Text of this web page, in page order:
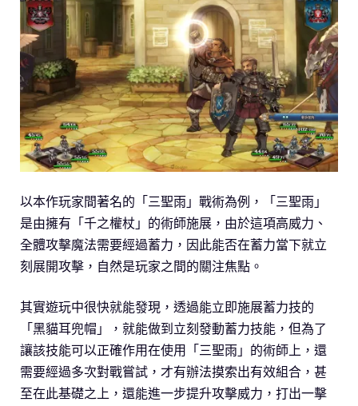
以本作玩家間著名的「三聖雨」戰術為例，「三聖雨」
是由擁有「千之權杖」的術師施展，由於這項高威力、
全體攻擊魔法需要經過蓄力，因此能否在蓄力當下就立
刻展開攻擊，自然是玩家之間的關注焦點。
其實遊玩中很快就能發現，透過能立即施展蓄力技的
「黑貓耳兜帽」，就能做到立刻發動蓄力技能，但為了
讓該技能可以正確作用在使用「三聖雨」的術師上，還
需要經過多次對戰嘗試，才有辦法摸索出有效組合，甚
至在此基礎之上，還能進一步提升攻擊威力，打出一擊